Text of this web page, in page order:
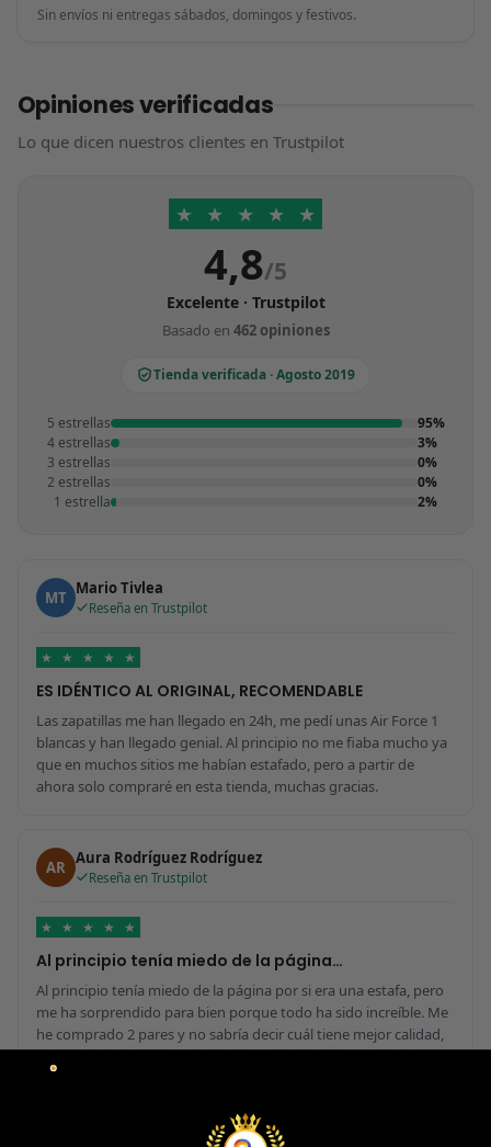
Sin envíos ni entregas sábados, domingos y festivos.
Opiniones verificadas
Lo que dicen nuestros clientes en Trustpilot
★ ★ ★ ★ ★
4,8/5
Excelente · Trustpilot
Basado en 462 opiniones
Tienda verificada · Agosto 2019
5 estrellas
95%
4 estrellas
3%
3 estrellas
0%
2 estrellas
0%
1 estrella
2%
MT Mario Tivlea
Reseña en Trustpilot
★ ★ ★ ★ ★
ES IDÉNTICO AL ORIGINAL, RECOMENDABLE
Las zapatillas me han llegado en 24h, me pedí unas Air Force 1
blancas y han llegado genial. Al principio no me fiaba mucho ya
que en muchos sitios me habían estafado, pero a partir de
ahora solo compraré en esta tienda, muchas gracias.
AR Aura Rodríguez Rodríguez
Reseña en Trustpilot
★ ★ ★ ★ ★
Al principio tenía miedo de la página…
Al principio tenía miedo de la página por si era una estafa, pero
me ha sorprendido para bien porque todo ha sido increíble. Me
he comprado 2 pares y no sabría decir cuál tiene mejor calidad,
parecen de marcas verdaderas. Entrega súper rápida, embalaje
perfecto y con el detalle de los calcetines contentísima. Sin duda